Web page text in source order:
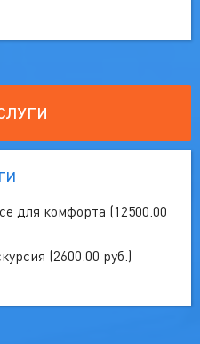
для комфорта (12500.00
(2600.00 руб.)